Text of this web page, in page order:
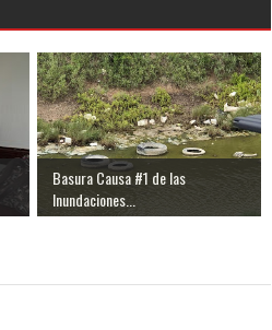
Basura Causa #1 de las
Inundaciones...